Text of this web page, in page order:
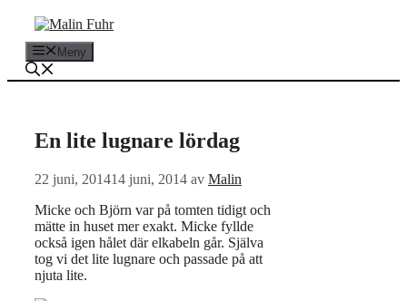
Hoppa
innehåll Meny
En lite lugnare lördag
22 juni, 201414 juni, 2014 av Malin
Micke och Björn var på tomten tidigt och
mätte in huset mer exakt. Micke fyllde
också igen hålet där elkabeln går. Själva
tog vi det lite lugnare och passade på att
njuta lite.